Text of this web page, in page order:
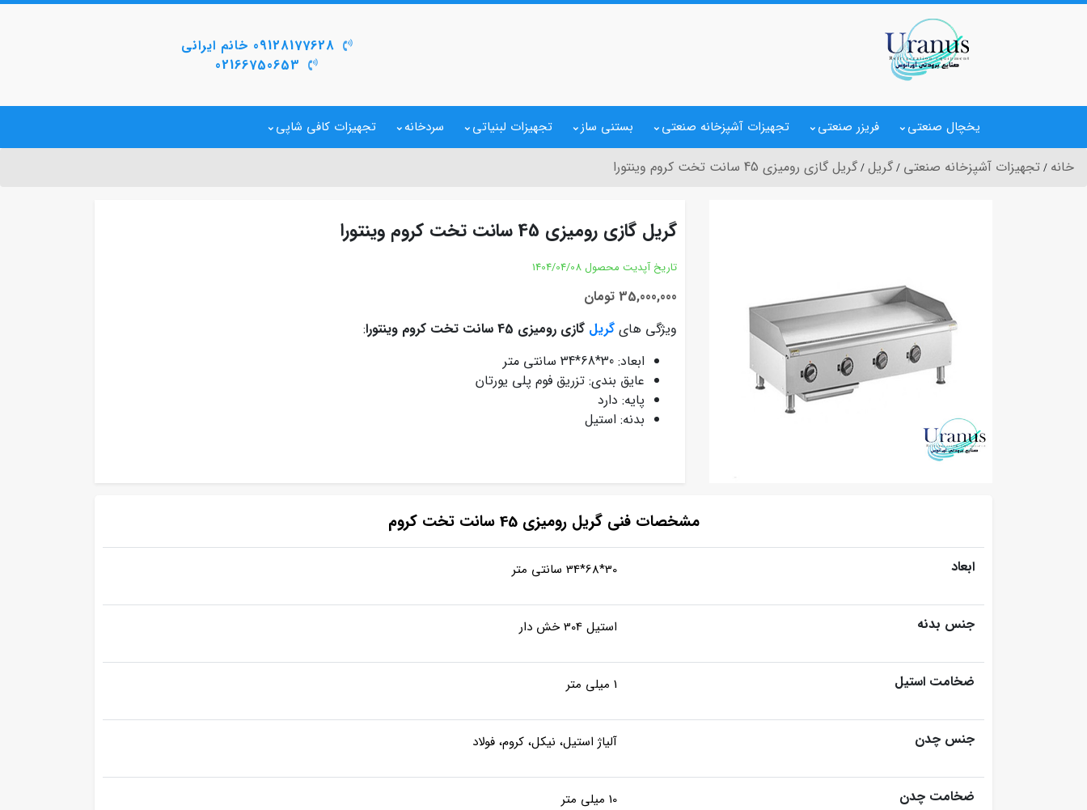
09128177628 خانم ایرانی
02166750653
یخچال صنعتی فریزر صنعتی تجهیزات آشپزخانه صنعتی بستنی ساز تجهیزات لبنیاتی سردخانه تجهیزات کافی شاپی
خانه تجهیزات آشپزخانه صنعتی گریل گریل گازی رومیزی 45 سانت تخت کروم وینتورا
گریل گازی رومیزی 45 سانت تخت کروم وینتورا
تاریخ آپدیت محصول 1404/04/08
35,000,000 تومان
ویژگی های گریل گازی رومیزی 45 سانت تخت کروم وینتورا
:
ابعاد: 30*68*34 سانتی متر
عایق بندی: تزریق فوم پلی یورتان
پایه: دارد
بدنه: استیل
مشخصات فنی گریل رومیزی 45 سانت تخت کروم
ابعاد 30*68*34 سانتی متر
جنس بدنه استیل 304 خش دار
ضخامت استیل 1 میلی متر
جنس چدن آلیاژ استیل، نیکل، کروم، فولاد
ضخامت چدن 10 میلی متر